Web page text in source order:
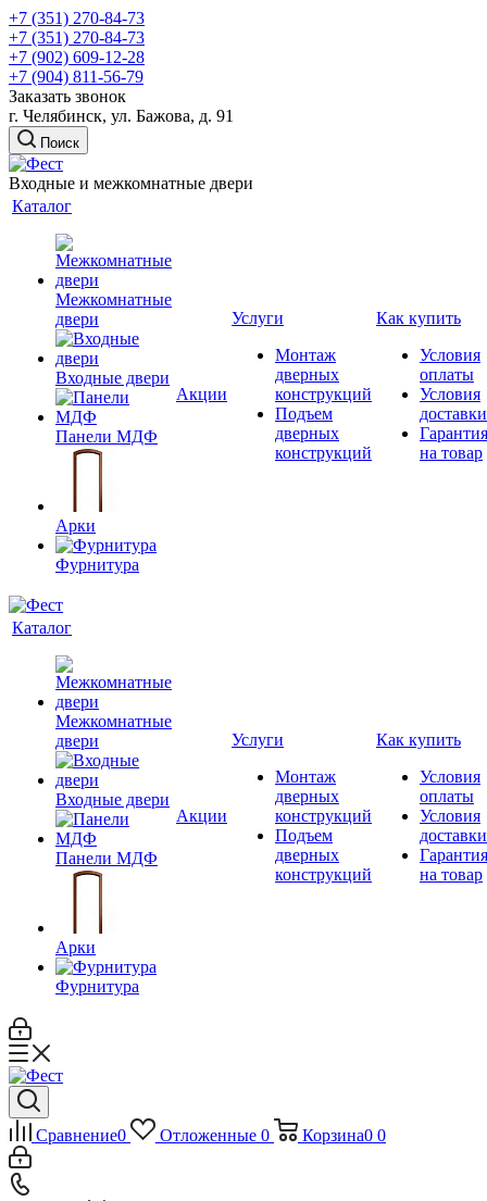
+7 (351) 270-84-73
+7 (351) 270-84-73
+7 (902) 609-12-28
+7 (904) 811-56-79
Заказать звонок
г. Челябинск, ул. Бажова, д. 91
Поиск
Входные и межкомнатные двери
Каталог
Межкомнатные
двери
Входные двери
Панели МДФ
Арки
Фурнитура
Акции
Услуги
Монтаж
дверных
конструкций
Подъем
дверных
конструкций
Как купить
Условия
оплаты
Условия
доставки
Гарантия
на товар
Каталог
Межкомнатные
двери
Входные двери
Панели МДФ
Арки
Фурнитура
Акции
Услуги
Монтаж
дверных
конструкций
Подъем
дверных
конструкций
Как купить
Условия
оплаты
Условия
доставки
Гарантия
на товар
Сравнение0 Отложенные 0 Корзина0 0